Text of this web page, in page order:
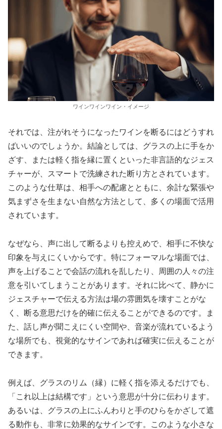
ワインワインワイン・イメージ
それでは、注がれそうになったワインを断るにはどうすれ
ばいいのでしょうか。結論としては、グラスの上に手をか
ざす、または軽く指を縁に置くといった非言語的なジェス
チャーが、スマートで洗練された断り方とされています。
このような仕草は、相手への配慮とともに、余計な緊張や
気まずさを生まない自然な方法として、多くの場面で活用
されています。
なぜなら、声に出して断るよりも控えめで、相手に不快な
印象を与えにくいからです。特にフォーマルな場面では、
声を上げることで会話の流れを乱したり、周囲の人々の注
意を引いてしまうことがあります。それに比べて、静かに
ジェスチャーで伝える方法は場の雰囲気を壊すことがな
く、断る意思だけを的確に伝えることができるのです。ま
た、話し声が聞こえにくい空間や、音楽が流れているよう
な場所でも、視覚的なサインであれば確実に伝えることが
できます。
例えば、グラスのリム（縁）に軽く指を添えるだけでも、
「これ以上は結構です」という意思が十分に伝わります。
あるいは、グラスの上にふんわりと手のひらをかざして遮
る動作も、非常に効果的なサインです。このような小さな